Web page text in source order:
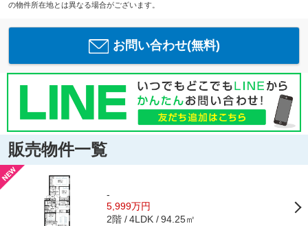
の物件所在地とは異なる場合がございます。
お問い合わせ(無料)
販売物件一覧
-
5,999万円
2階 4LDK 94.25㎡